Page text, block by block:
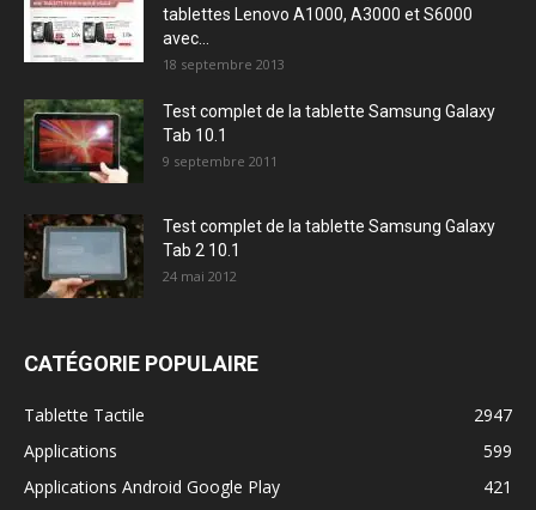
tablettes Lenovo A1000, A3000 et S6000
avec...
18 septembre 2013
Test complet de la tablette Samsung Galaxy
Tab 10.1
9 septembre 2011
Test complet de la tablette Samsung Galaxy
Tab 2 10.1
24 mai 2012
CATÉGORIE POPULAIRE
Tablette Tactile
2947
Applications
599
Applications Android Google Play
421